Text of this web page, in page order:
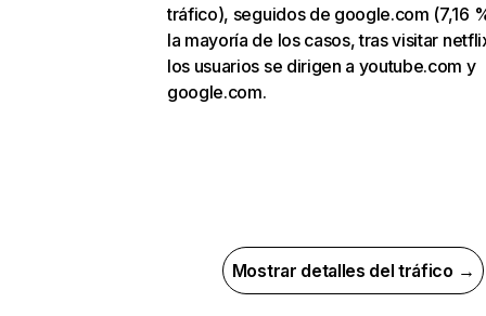
tráfico), seguidos de google.com (7,16
la mayoría de los casos, tras visitar
los usuarios se dirigen a youtube.com y
google.com.
Mostrar detalles del tráfico →